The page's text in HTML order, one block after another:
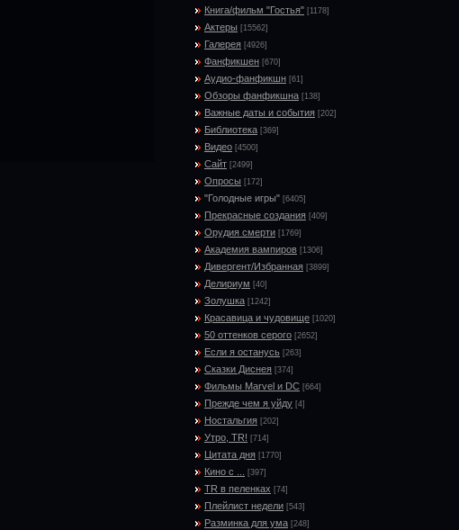
Книга/фильм "Гостья" [1178]
Актеры [15562]
Галерея [4926]
Фанфикшен [670]
Аудио-фанфикшн [61]
Обзоры фанфикшна [138]
Важные даты и события [202]
Библиотека [369]
Видео [4500]
Сайт [2499]
Опросы [172]
"Голодные игры" [6405]
Прекрасные создания [409]
Орудия смерти [1769]
Академия вампиров [1306]
Дивергент/Избранная [3899]
Делириум [40]
Золушка [1242]
Красавица и чудовище [1020]
50 оттенков серого [2652]
Если я останусь [263]
Сказки Диснея [374]
Фильмы Marvel и DC [664]
Прежде чем я уйду [4]
Ностальгия [202]
Утро, TR! [714]
Цитата дня [1770]
Кино с ... [397]
TR в пеленках [74]
Плейлист недели [543]
Разминка для ума [248]